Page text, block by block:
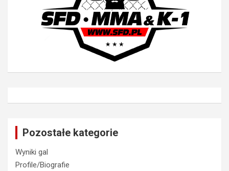
Pozostałe kategorie
Wyniki gal
Profile/Biografie